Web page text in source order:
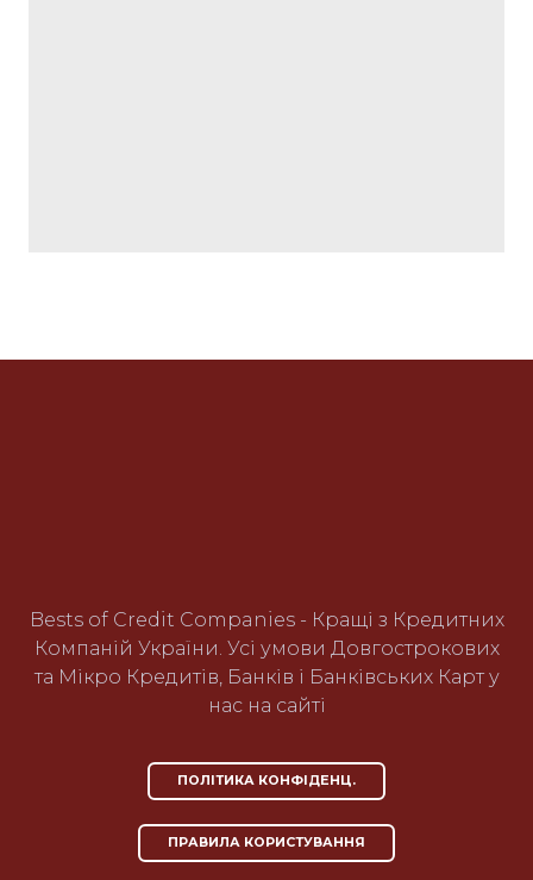
Bests of Credit Companies - Кращі з Кредитних
Компаній України. Усі умови Довгострокових
та Мікро Кредитів, Банків і Банківських Карт у
нас на сайті
ПОЛІТИКА КОНФІДЕНЦ.
ПРАВИЛА КОРИСТУВАННЯ